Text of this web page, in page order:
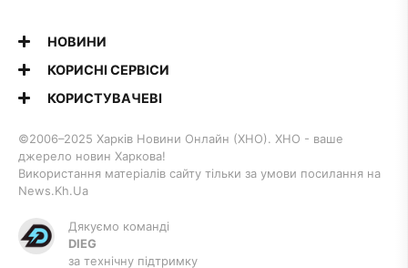
НОВИНИ
КОРИСНІ СЕРВІСИ
КОРИСТУВАЧЕВІ
©2006–2025 Харків Новини Онлайн (ХНО). ХНО - ваше
джерело новин Харкова!
Використання матеріалів сайту тільки за умови посилання на
News.Kh.Ua
Дякуємо команді
DIEG
за технічну підтримку